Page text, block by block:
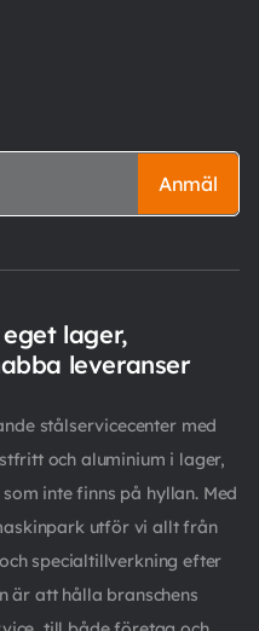
Anmäl
lager,
leveranser
stålservicecenter med
och aluminium i lager,
inte finns på hyllan. Med
utför vi allt från
specialtillverkning efter
är att hålla branschens